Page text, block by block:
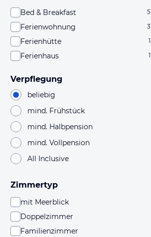
Bed & Breakfast 5
Ferienwohnung 3
Ferienhütte 1
Ferienhaus 1
Verpflegung
beliebig
mind. Frühstück
mind. Halbpension
mind. Vollpension
All Inclusive
Zimmertyp
mit Meerblick
Doppelzimmer
Familienzimmer